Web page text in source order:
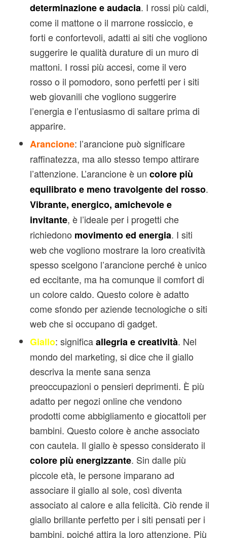
determinazione e audacia. I rossi più caldi,
come il mattone o il marrone rossiccio, e
forti e confortevoli, adatti ai siti che vogliono
suggerire le qualità durature di un muro di
mattoni. I rossi più accesi, come il vero
rosso o il pomodoro, sono perfetti per i siti
web giovanili che vogliono suggerire
l’energia e l’entusiasmo di saltare prima di
apparire.
Arancione: l’arancione può significare
raffinatezza, ma allo stesso tempo attirare
l’attenzione. L’arancione è un colore più
equilibrato e meno travolgente del rosso.
Vibrante, energico, amichevole e
invitante, è l’ideale per i progetti che
richiedono movimento ed energia. I siti
web che vogliono mostrare la loro creatività
spesso scelgono l’arancione perché è unico
ed eccitante, ma ha comunque il comfort di
un colore caldo. Questo colore è adatto
come sfondo per aziende tecnologiche o siti
web che si occupano di gadget.
Giallo: significaallegria e creatività. Nel
mondo del marketing, si dice che il giallo
descriva la mente sana senza
preoccupazioni o pensieri deprimenti. È più
adatto per negozi online che vendono
prodotti come abbigliamento e giocattoli per
bambini. Questo colore è anche associato
con cautela. Il giallo è spesso considerato il
colore più energizzante. Sin dalle più
piccole età, le persone imparano ad
associare il giallo al sole, così diventa
associato al calore e alla felicità. Ciò rende il
giallo brillante perfetto per i siti pensati per i
bambini, poiché attira la loro attenzione. Più